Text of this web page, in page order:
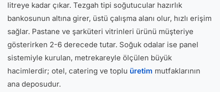
litreye kadar çıkar. Tezgah tipi soğutucular hazırlık
bankosunun altına girer, üstü çalışma alanı olur, hızlı erişim
sağlar. Pastane ve şarküteri vitrinleri ürünü müşteriye
gösterirken 2-6 derecede tutar. Soğuk odalar ise panel
sistemiyle kurulan, metrekareyle ölçülen büyük
hacimlerdir; otel, catering ve toplu üretim mutfaklarının
ana deposudur.